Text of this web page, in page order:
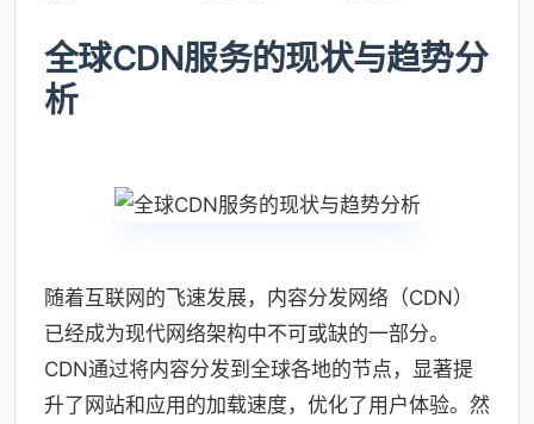
全球CDN服务的现状与趋势分
析
随着互联网的飞速发展，内容分发网络（CDN）
已经成为现代网络架构中不可或缺的一部分。
CDN通过将内容分发到全球各地的节点，显著提
升了网站和应用的加载速度，优化了用户体验。然